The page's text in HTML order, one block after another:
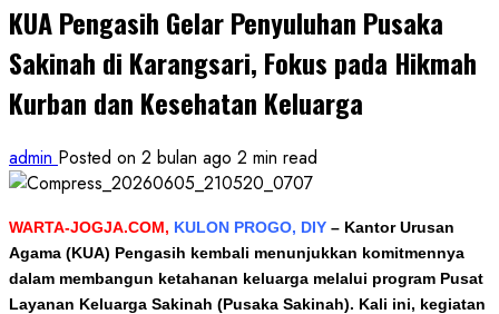
KUA Pengasih Gelar Penyuluhan Pusaka
Sakinah di Karangsari, Fokus pada Hikmah
Kurban dan Kesehatan Keluarga
admin Posted on 2 bulan ago 2 min read
WARTA-JOGJA.COM, KULON PROGO, DIY – Kantor Urusan
Agama (KUA) Pengasih kembali menunjukkan komitmennya
dalam membangun ketahanan keluarga melalui program Pusat
Layanan Keluarga Sakinah (Pusaka Sakinah). Kali ini, kegiatan